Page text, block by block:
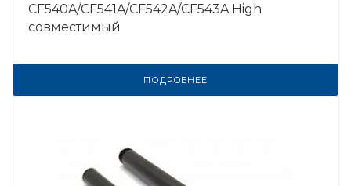
CF540A/CF541A/CF542A/CF543A High
совместимый
ПОДРОБНЕЕ